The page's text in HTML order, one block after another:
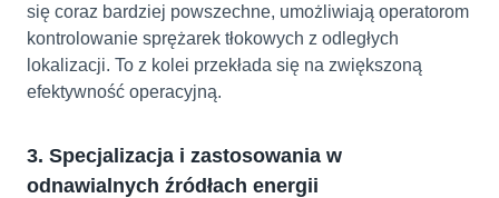
się coraz bardziej powszechne, umożliwiają operatorom
kontrolowanie sprężarek tłokowych z odległych
lokalizacji. To z kolei przekłada się na zwiększoną
efektywność operacyjną.
3. Specjalizacja i zastosowania w
odnawialnych źródłach energii